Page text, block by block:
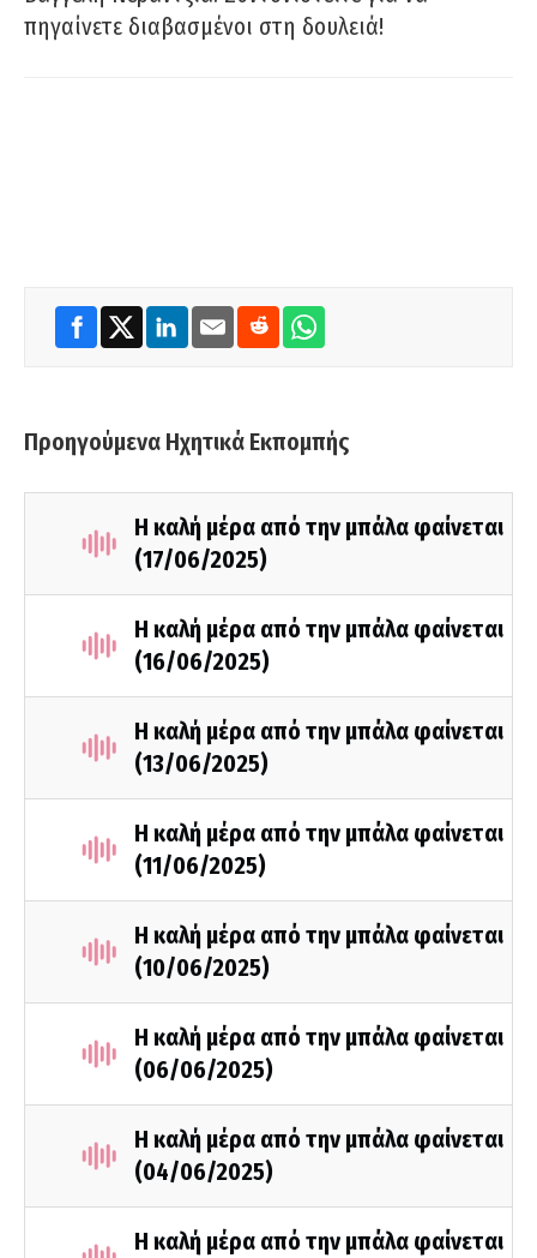
πηγαίνετε διαβασμένοι στη δουλειά!
Προηγούμενα Ηχητικά Εκπομπής
Η καλή μέρα από την μπάλα φαίνεται
(17/06/2025)
Η καλή μέρα από την μπάλα φαίνεται
(16/06/2025)
Η καλή μέρα από την μπάλα φαίνεται
(13/06/2025)
Η καλή μέρα από την μπάλα φαίνεται
(11/06/2025)
Η καλή μέρα από την μπάλα φαίνεται
(10/06/2025)
Η καλή μέρα από την μπάλα φαίνεται
(06/06/2025)
Η καλή μέρα από την μπάλα φαίνεται
(04/06/2025)
Η καλή μέρα από την μπάλα φαίνεται